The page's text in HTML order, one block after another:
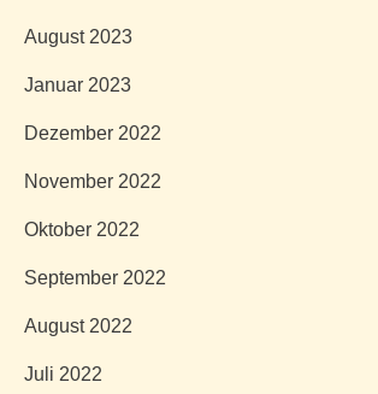
August 2023
Januar 2023
Dezember 2022
November 2022
Oktober 2022
September 2022
August 2022
Juli 2022